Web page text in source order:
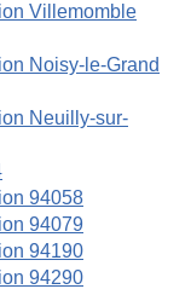
Villemomble
Noisy-le-Grand
Neuilly-sur-
94058
94079
94190
94290